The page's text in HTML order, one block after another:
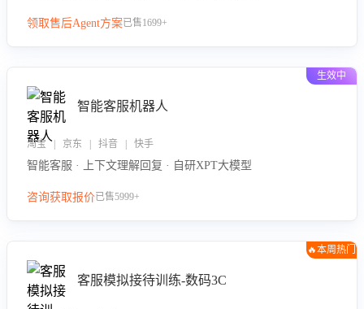
领取售后Agent方案已售1699+
生效中
智能客服机器人
淘宝 | 京东 | 抖音 | 快手
智能客服 · 上下文理解回复 · 自研XPT大模型
咨询获取报价已售5999+
🔥本周热门
客服模拟接待训练-数码3C